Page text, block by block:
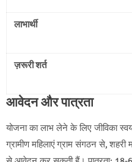
लाभार्थी
ज़रूरी शर्त
आवेदन और पात्रता
योजना का लाभ लेने के लिए जीविका
ग्रामीण महिलाएं ग्राम संगठन से,